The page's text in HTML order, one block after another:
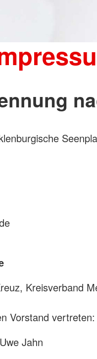
Kreisverband
Vorstand vertreten:
Jahn